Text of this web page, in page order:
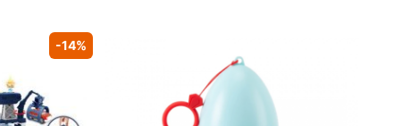
-14%